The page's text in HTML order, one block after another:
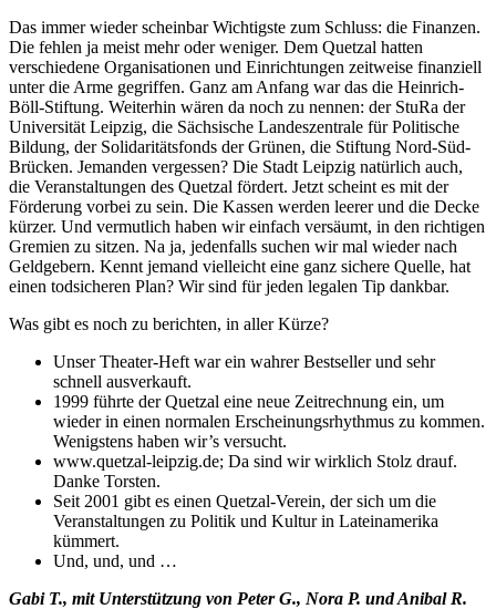
Das immer wieder scheinbar Wichtigste zum Schluss: die Finanzen.
Die fehlen ja meist mehr oder weniger. Dem Quetzal hatten
verschiedene Organisationen und Einrichtungen zeitweise finanziell
unter die Arme gegriffen. Ganz am Anfang war das die Heinrich-
Böll-Stiftung. Weiterhin wären da noch zu nennen: der StuRa der
Universität Leipzig, die Sächsische Landeszentrale für Politische
Bildung, der Solidaritätsfonds der Grünen, die Stiftung Nord-Süd-
Brücken. Jemanden vergessen? Die Stadt Leipzig natürlich auch,
die Veranstaltungen des Quetzal fördert. Jetzt scheint es mit der
Förderung vorbei zu sein. Die Kassen werden leerer und die Decke
kürzer. Und vermutlich haben wir einfach versäumt, in den richtigen
Gremien zu sitzen. Na ja, jedenfalls suchen wir mal wieder nach
Geldgebern. Kennt jemand vielleicht eine ganz sichere Quelle, hat
einen todsicheren Plan? Wir sind für jeden legalen Tip dankbar.
Was gibt es noch zu berichten, in aller Kürze?
Unser Theater-Heft war ein wahrer Bestseller und sehr
schnell ausverkauft.
1999 führte der Quetzal eine neue Zeitrechnung ein, um
wieder in einen normalen Erscheinungsrhythmus zu kommen.
Wenigstens haben wir’s versucht.
www.quetzal-leipzig.de; Da sind wir wirklich Stolz drauf.
Danke Torsten.
Seit 2001 gibt es einen Quetzal-Verein, der sich um die
Veranstaltungen zu Politik und Kultur in Lateinamerika
kümmert.
Und, und, und …
Gabi T., mit Unterstützung von Peter G., Nora P. und Anibal R.